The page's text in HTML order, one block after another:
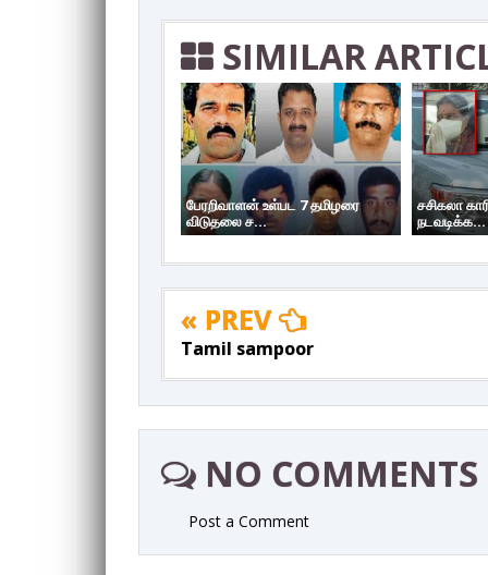
SIMILAR
பேரறிவாளன் உள்பட 7 தமிழரை
விடுதலை ச...
சசிகலா
நடவடிக்க...
« PREV
Tamil sampoor
NO COMMENTS
Post a Comment